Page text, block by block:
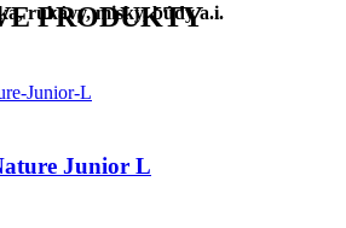
rukávy, misky, búdy a.i.
PRODUKTY
Junior L